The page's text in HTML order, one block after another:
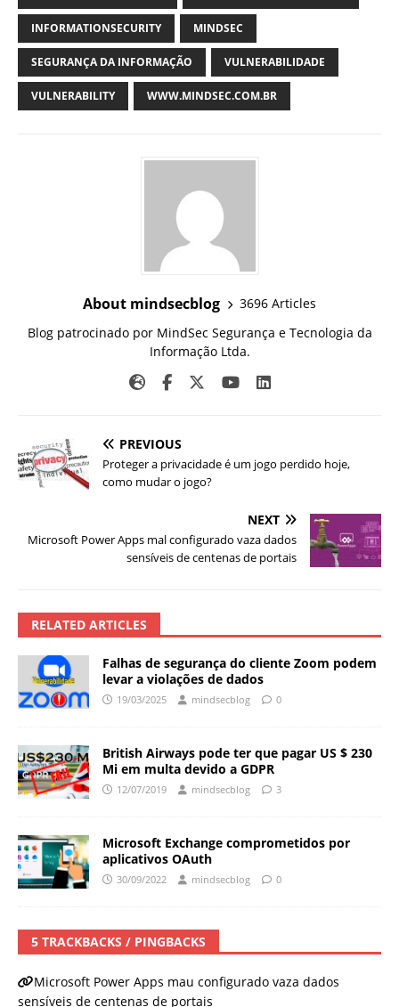
INFORMATIONSECURITY MINDSEC
SEGURANÇA DA INFORMAÇÃO VULNERABILIDADE
VULNERABILITY WWW.MINDSEC.COM.BR
About mindsecblog
3696 Articles
Blog patrocinado por MindSec Segurança e Tecnologia da
Informação Ltda.
PREVIOUS
Proteger a privacidade é um jogo perdido hoje,
como mudar o jogo?
NEXT
Microsoft Power Apps mal configurado vaza dados
sensíveis de centenas de portais
RELATED ARTICLES
Falhas de segurança do cliente Zoom podem
levar a violações de dados
19/03/2025 mindsecblog 0
British Airways pode ter que pagar US $ 230
Mi em multa devido a GDPR
12/07/2019 mindsecblog 3
Microsoft Exchange comprometidos por
aplicativos OAuth
30/09/2022 mindsecblog 0
5 TRACKBACKS / PINGBACKS
Microsoft Power Apps mau configurado vaza dados
sensíveis de centenas de portais